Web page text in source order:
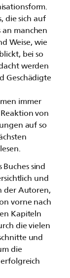
die sich auf
an manchen
Weise, wie
bei so
werden
Geschädigte
immer
von
auf so
sind
und
der Autoren,
vorne nach
Kapiteln
die vielen
und
die